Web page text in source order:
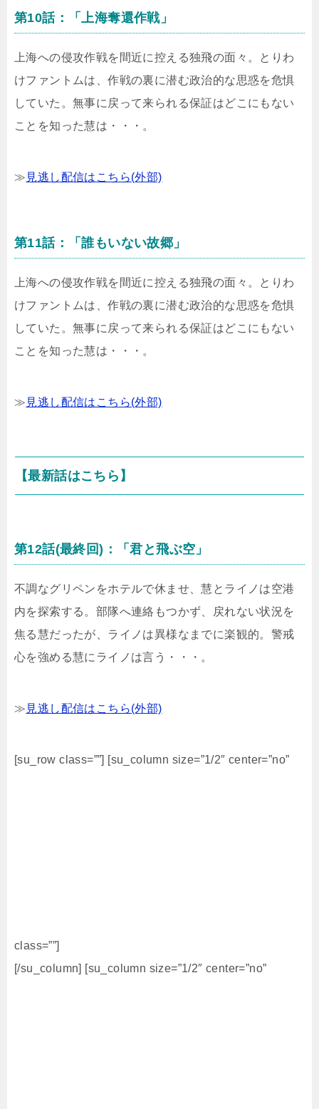
第10話：「上海奪還作戦」
上海への侵攻作戦を間近に控える独飛の面々。とりわ
けファントムは、作戦の裏に潜む政治的な思惑を危惧
していた。無事に戻って来られる保証はどこにもない
ことを知った慧は・・・。
≫ 見逃し配信はこちら(外部)
第11話：「誰もいない故郷」
上海への侵攻作戦を間近に控える独飛の面々。とりわ
けファントムは、作戦の裏に潜む政治的な思惑を危惧
していた。無事に戻って来られる保証はどこにもない
ことを知った慧は・・・。
≫ 見逃し配信はこちら(外部)
【最新話はこちら】
第12話(最終回)：「君と飛ぶ空」
不調なグリペンをホテルで休ませ、慧とライノは空港
内を探索する。部隊へ連絡もつかず、戻れない状況を
焦る慧だったが、ライノは異様なまでに楽観的。警戒
心を強める慧にライノは言う・・・。
≫ 見逃し配信はこちら(外部)
[su_row class=””] [su_column size=”1/2″ center=”no”
class=””]
[/su_column] [su_column size=”1/2″ center=”no”